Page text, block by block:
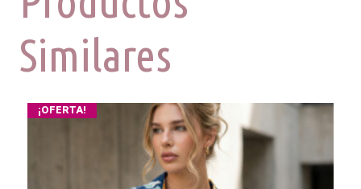
Similares
¡OFERTA!